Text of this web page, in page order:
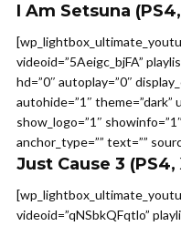
I Am Setsuna
videoid=”5Aeigc_bjFA”
hd=”0″ autoplay=”0″
autohide=”1″ theme=”dark”
show_logo=”1″
anchor_type=”” text=””
Just Cause 3 (PS4,
videoid=”qNSbkQFqtlo”